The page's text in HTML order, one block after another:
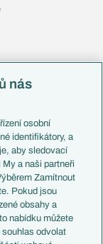
nás
osobní
identifikátory, a
aby sledovací
a naši partneři
Zamítnout
Pokud jsou
obsahy a
nabídku můžete
souhlas odvolat